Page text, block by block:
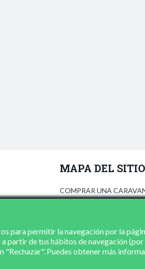
MAPA DEL SITIO
COMPRAR UNA
CONCESIONARIOS
CONTACTO
para permitir la navegación por la
partir de tus hábitos de navegación
"Rechazar". Puedes obtener más